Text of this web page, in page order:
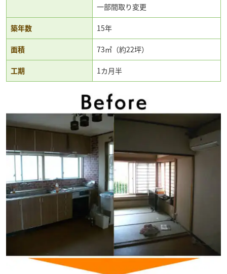
一部間取り変更
築年数 15年
面積 73㎡（約22坪）
工期 1カ月半